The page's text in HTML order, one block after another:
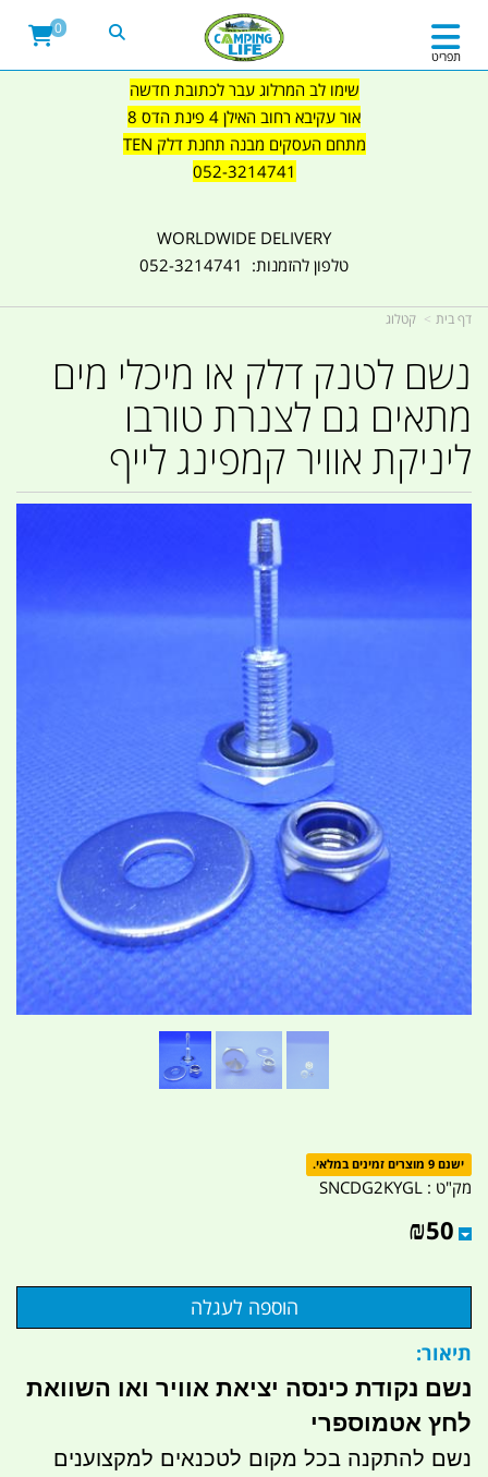
שימו לב המרלוג עבר לכתובת חדשה
אור עקיבא רחוב האילן 4 פינת הדס 8
מתחם העסקים מבנה תחנת דלק TEN
052-3214741
WORLDWIDE DELIVERY
טלפון להזמנות: 052-3214741
תפריט
0
דף בית קטלוג
נשם לטנק דלק או מיכלי מים
מתאים גם לצנרת טורבו
ליניקת אוויר קמפינג לייף
ישנם 9 מוצרים זמינים במלאי.
מק"ט : SNCDG2KYGL
₪50
תיאור:
נשם נקודת כינסה יציאת אוויר ואו השוואת
לחץ אטמוספרי
נשם להתקנה בכל מקום לטכנאים למקצוענים